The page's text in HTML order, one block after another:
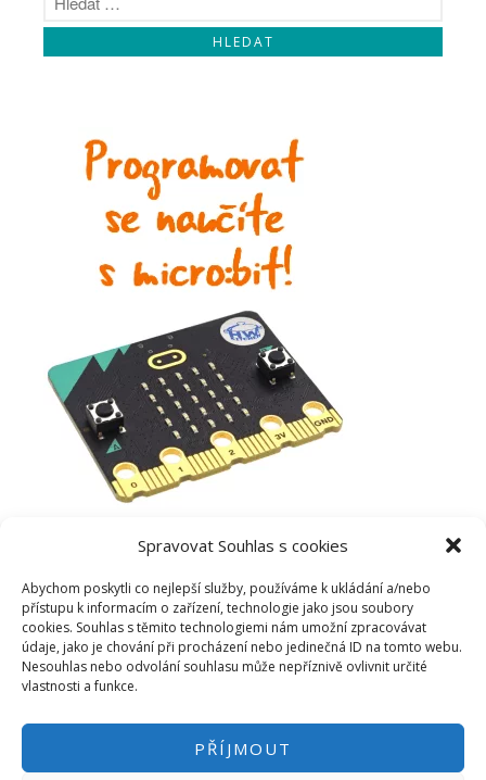
Spravovat Souhlas s cookies
Abychom poskytli co nejlepší služby, používáme k ukládání a/nebo
přístupu k informacím o zařízení, technologie jako jsou soubory
cookies. Souhlas s těmito technologiemi nám umožní zpracovávat
údaje, jako je chování při procházení nebo jedinečná ID na tomto webu.
Nesouhlas nebo odvolání souhlasu může nepříznivě ovlivnit určité
vlastnosti a funkce.
PŘÍJMOUT